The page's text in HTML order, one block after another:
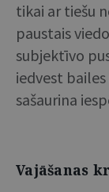
tikai ar tiešu
paustais
subjektīvo
iedvest
sašaurina
Vajāšanas